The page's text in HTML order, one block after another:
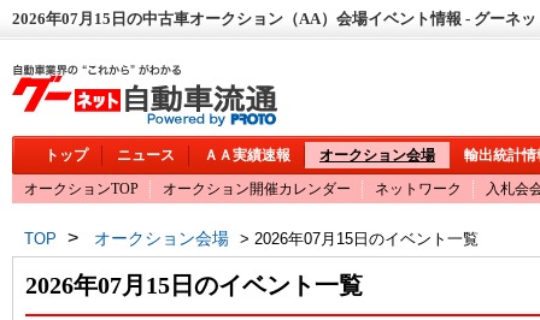
2026年07月15日の中古車オークション（AA）会場イベント情報 - グーネ
トップ ニュース ＡＡ実績速報 オークション会場
輸出統計情
オークションTOP
オークション開催カレンダー ネットワーク 入札会
TOP > オークション会場 > 2026年07月15日のイベント一覧
2026年07月15日のイベント一覧